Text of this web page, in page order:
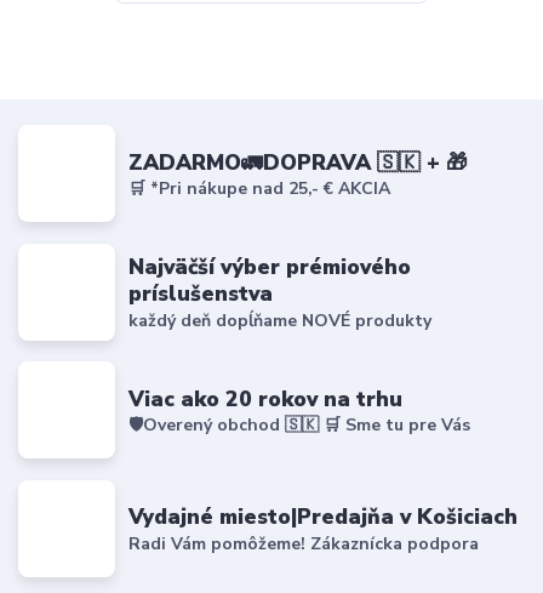
ZADARMO🚛DOPRAVA 🇸🇰 + 🎁
🛒 *Pri nákupe nad 25,- € AKCIA
Najväčší výber prémiového
príslušenstva
každý deň dopĺňame NOVÉ produkty
Viac ako 20 rokov na trhu
🛡️Overený obchod 🇸🇰 🛒 Sme tu pre Vás
Vydajné miesto|Predajňa v Košiciach
Radi Vám pomôžeme! Zákaznícka podpora